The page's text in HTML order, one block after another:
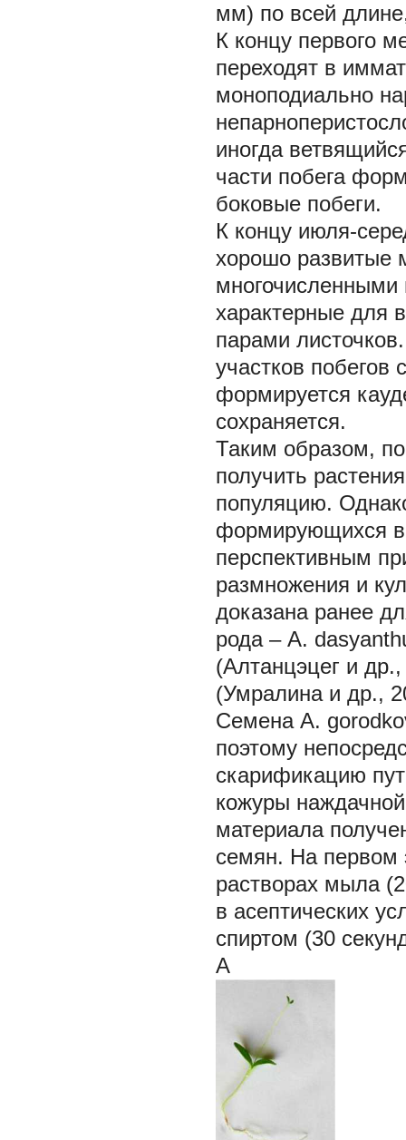
мм) по всей
К концу первого
переходят в
моноподиально
иногда
части побега
боковые побеги.
К концу июля-
хорошо развитые
многочисленными
характерные для
парами
участков
формируется
сохраняется.
Таким образом,
получить
популяцию.
формирующихся
перспективным
размножения и
доказана ранее
рода – A.
(Алтанцэцег и
(Умралина и др.,
Семена A.
поэтому
скарификацию
кожуры
материала
семян. На первом
растворах мыла
в асептических
спиртом (30
А